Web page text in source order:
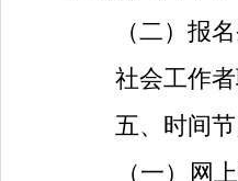
（二）报名
社会工作者
五、时间节
（一）网上